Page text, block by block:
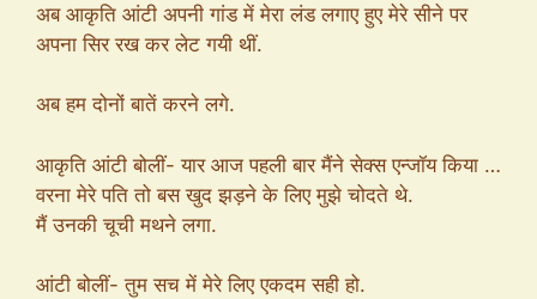
अब आकृति आंटी अपनी गांड में मेरा लंड लगाए हुए मेरे सीने पर
अपना सिर रख कर लेट गयी थीं.
अब हम दोनों बातें करने लगे.
आकृति आंटी बोलीं- यार आज पहली बार मैंने सेक्स एन्जॉय किया …
वरना मेरे पति तो बस खुद झड़ने के लिए मुझे चोदते थे.
मैं उनकी चूची मथने लगा.
आंटी बोलीं- तुम सच में मेरे लिए एकदम सही हो.